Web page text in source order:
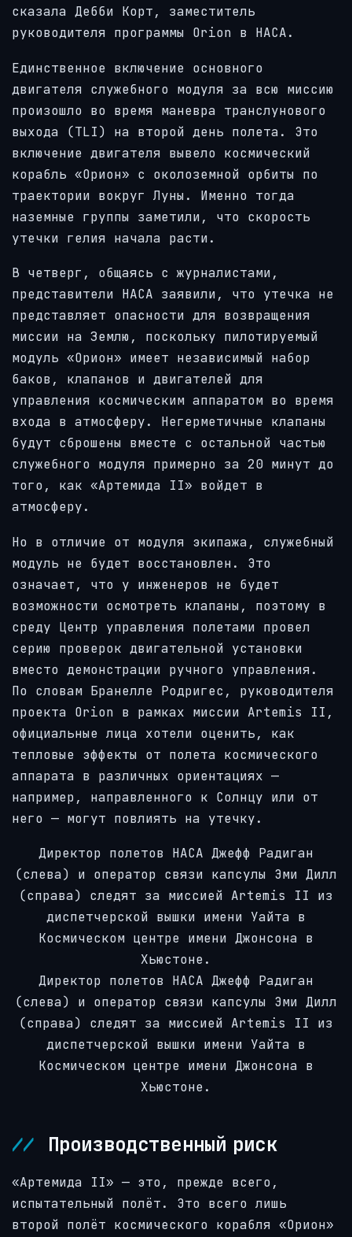
сказала Дебби Корт, заместитель
руководителя программы Orion в НАСА.
Единственное включение основного
двигателя служебного модуля за всю миссию
произошло во время маневра транслунового
выхода (TLI) на второй день полета. Это
включение двигателя вывело космический
корабль «Орион» с околоземной орбиты по
траектории вокруг Луны. Именно тогда
наземные группы заметили, что скорость
утечки гелия начала расти.
В четверг, общаясь с журналистами,
представители НАСА заявили, что утечка не
представляет опасности для возвращения
миссии на Землю, поскольку пилотируемый
модуль «Орион» имеет независимый набор
баков, клапанов и двигателей для
управления космическим аппаратом во время
входа в атмосферу. Негерметичные клапаны
будут сброшены вместе с остальной частью
служебного модуля примерно за 20 минут до
того, как «Артемида II» войдет в
атмосферу.
Но в отличие от модуля экипажа, служебный
модуль не будет восстановлен. Это
означает, что у инженеров не будет
возможности осмотреть клапаны, поэтому в
среду Центр управления полетами провел
серию проверок двигательной установки
вместо демонстрации ручного управления.
По словам Бранелле Родригес, руководителя
проекта Orion в рамках миссии Artemis II,
официальные лица хотели оценить, как
тепловые эффекты от полета космического
аппарата в различных ориентациях —
например, направленного к Солнцу или от
него — могут повлиять на утечку.
Директор полетов НАСА Джефф Радиган
(слева) и оператор связи капсулы Эми Дилл
(справа) следят за миссией Artemis II из
диспетчерской вышки имени Уайта в
Космическом центре имени Джонсона в
Хьюстоне.
Директор полетов НАСА Джефф Радиган
(слева) и оператор связи капсулы Эми Дилл
(справа) следят за миссией Artemis II из
диспетчерской вышки имени Уайта в
Космическом центре имени Джонсона в
Хьюстоне.
Производственный риск
«Артемида II» — это, прежде всего,
испытательный полёт. Это всего лишь
второй полёт космического корабля «Орион»